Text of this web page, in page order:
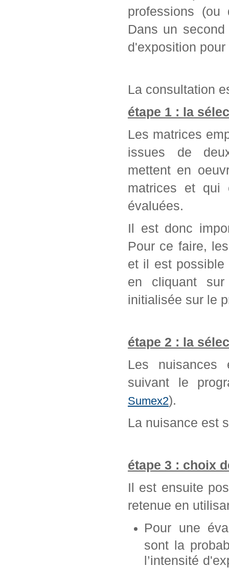
professions (ou
Dans un
d'exposition
La consultation
étape 1 : la
Les matrices
issues de
mettent en
matrices et qui
évaluées.
Il est donc
Pour ce faire,
et il est possible
en cliquant
initialisée sur le
étape 2 : la
Les nuisances
suivant le
Sumex2).
La nuisance est
étape 3 : choix
Il est ensuite
retenue en
Pour une
sont la
l’intensité